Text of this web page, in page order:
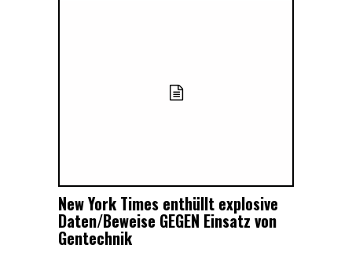
New York Times enthüllt explosive
Daten/Beweise GEGEN Einsatz von
Gentechnik